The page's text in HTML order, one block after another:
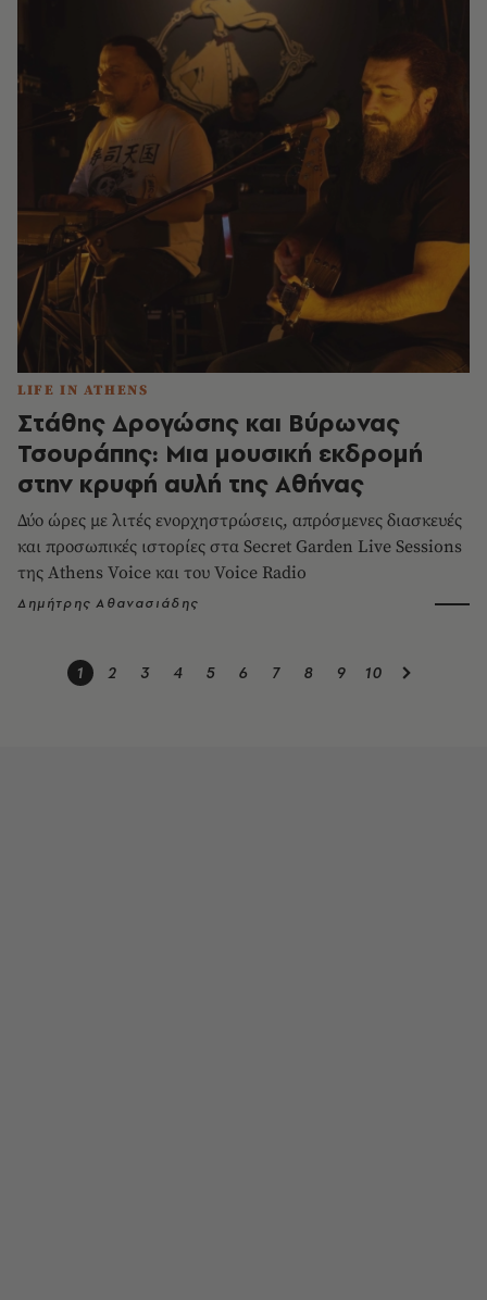
LIFE IN ATHENS
Στάθης Δρογώσης και Βύρωνας
Τσουράπης: Μια μουσική εκδρομή
στην κρυφή αυλή της Αθήνας
Δύο ώρες με λιτές ενορχηστρώσεις, απρόσμενες διασκευές
και προσωπικές ιστορίες στα Secret Garden Live Sessions
της Athens Voice και του Voice Radio
Δημήτρης Αθανασιάδης
1 2 3 4 5 6 7 8 9 10